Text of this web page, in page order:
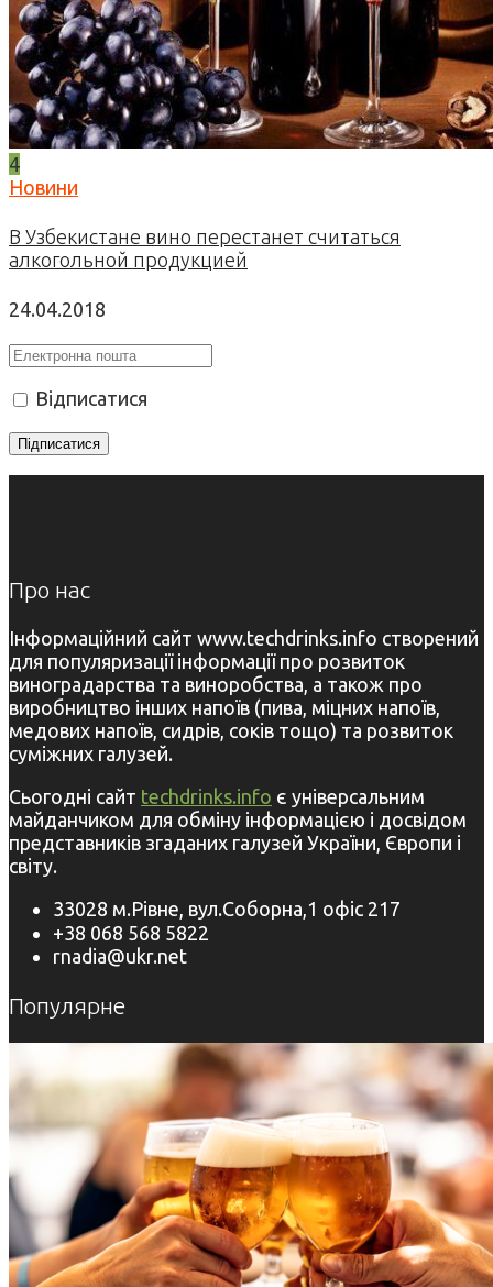
4
Новини
В Узбекистане вино перестанет считаться
алкогольной продукцией
24.04.2018
Відписатися
Про нас
Інформаційний сайт www.techdrinks.info створений
для популяризації інформації про розвиток
виноградарства та виноробства, а також про
виробництво інших напоїв (пива, міцних напоїв,
медових напоїв, сидрів, соків тощо) та розвиток
суміжних галузей.
Сьогодні сайт techdrinks.info є універсальним
майданчиком для обміну інформацією і досвідом
представників згаданих галузей України, Європи і
світу.
33028 м.Рівне, вул.Соборна,1 офіс 217
+38 068 568 5822
rnadia@ukr.net
Популярне